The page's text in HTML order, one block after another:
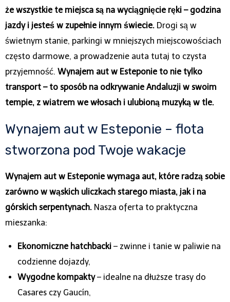
że wszystkie te miejsca są na wyciągnięcie ręki – godzina
jazdy i jesteś w zupełnie innym świecie. Drogi są w
świetnym stanie, parkingi w mniejszych miejscowościach
często darmowe, a prowadzenie auta tutaj to czysta
przyjemność. Wynajem aut w Esteponie to nie tylko
transport – to sposób na odkrywanie Andaluzji w swoim
tempie, z wiatrem we włosach i ulubioną muzyką w tle.
Wynajem aut w Esteponie – flota
stworzona pod Twoje wakacje
Wynajem aut w Esteponie wymaga aut, które radzą sobie
zarówno w wąskich uliczkach starego miasta, jak i na
górskich serpentynach. Nasza oferta to praktyczna
mieszanka:
Ekonomiczne hatchbacki – zwinne i tanie w paliwie na
codzienne dojazdy,
Wygodne kompakty– idealne na dłuższe trasy do
Casares czy Gaucín,